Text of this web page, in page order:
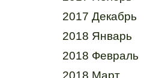
2017 Декабрь
2018 Январь
2018 Февраль
2018 Март